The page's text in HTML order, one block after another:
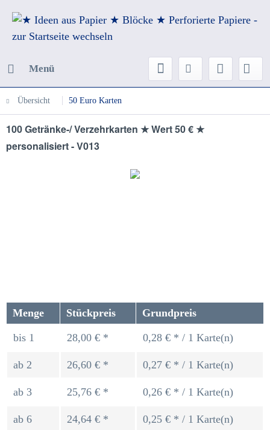
Menü
Übersicht 50 Euro Karten
100 Getränke-/ Verzehrkarten ★ Wert 50 € ★
personalisiert - V013
Menge Stückpreis Grundpreis
bis 1 28,00 € * 0,28 € * / 1 Karte(n)
ab 2 26,60 € * 0,27 € * / 1 Karte(n)
ab 3 25,76 € * 0,26 € * / 1 Karte(n)
ab 6 24,64 € * 0,25 € * / 1 Karte(n)